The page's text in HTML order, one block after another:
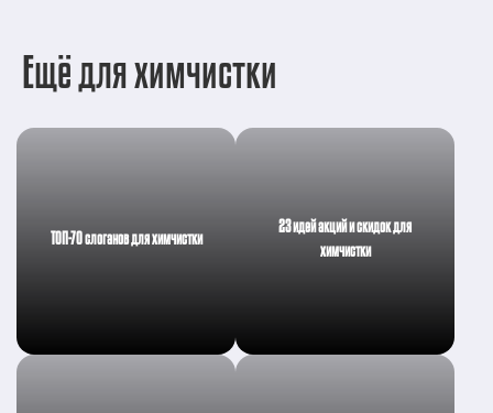
Ещё для химчистки
ТОП-70 слоганов для химчистки
23 идей акций и скидок для
химчистки